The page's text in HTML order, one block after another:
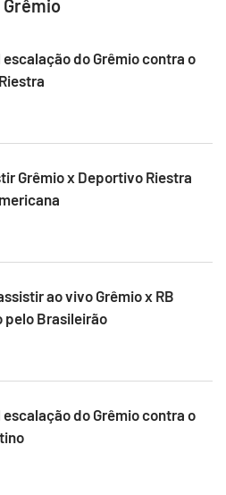
do Grêmio contra o
Grêmio x Deportivo Riestra
ao vivo Grêmio x RB
pelo Brasileirão
do Grêmio contra o